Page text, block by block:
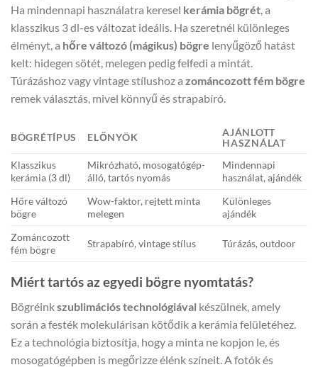
Ha mindennapi használatra keresel kerámia bögrét, a
klasszikus 3 dl-es változat ideális. Ha szeretnél különleges
élményt, a hőre változó (mágikus) bögre lenyűgöző hatást
kelt: hidegen sötét, melegen pedig felfedi a mintát.
Túrázáshoz vagy vintage stílushoz a zománcozott fém bögre
remek választás, mivel könnyű és strapabíró.
BÖGRÉTÍPUS ELŐNYÖK
AJÁNLOTT
HASZNÁLAT
Klasszikus
kerámia (3 dl)
Mikrózható, mosogatógép-
álló, tartós nyomás
Mindennapi
használat, ajándék
Hőre változó
bögre
Wow-faktor, rejtett minta
melegen
Különleges
ajándék
Zománcozott
fém bögre
Strapabíró, vintage stílus Túrázás, outdoor
Miért tartós az egyedi bögre nyomtatás?
Bögréinkszublimációs technológiával készülnek, amely
során a festék molekulárisan kötődik a kerámia felületéhez.
Ez a technológia biztosítja, hogy a minta ne kopjon le, és
mosogatógépben is megőrizze élénk színeit. A fotók és